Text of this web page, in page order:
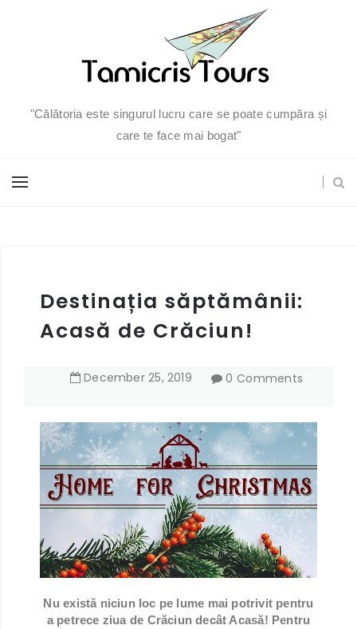
"Călătoria este singurul lucru care se poate cumpăra și
care te face mai bogat"
Destinația săptămânii:
Acasă de Crăciun!
December 25, 2019 0 Comments
Nu există niciun loc pe lume mai potrivit pentru
a petrece ziua de Crăciun decât Acasă! Pentru